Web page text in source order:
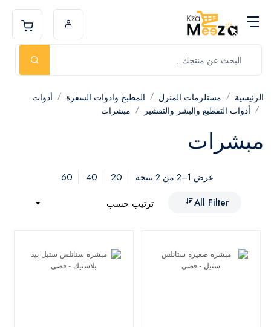
الرئيسية مستلزمات المنزل المطبخ وادوات السفرة
أدوات
أدوات التقطيع والبشر والتقشير
مبشرات
مبشرات
عرض 1–2 من 2 نتيجة 20
40
60
All Filter
ترتيب حسب